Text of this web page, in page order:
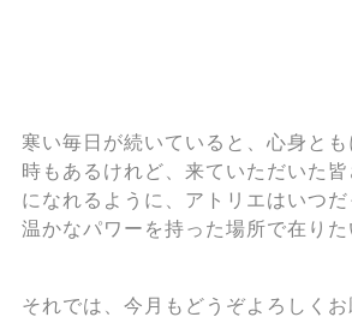
寒い毎日が続いていると、心身と
時もあるけれど、来ていただいた
になれるように、アトリエはいつ
温かなパワーを持った場所で在りた
それでは、今月もどうぞよろしくお